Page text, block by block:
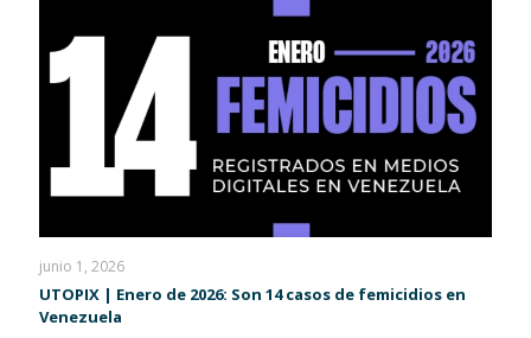
junio 1, 2026
UTOPIX | Enero de 2026: Son 14 casos de femicidios en
Venezuela